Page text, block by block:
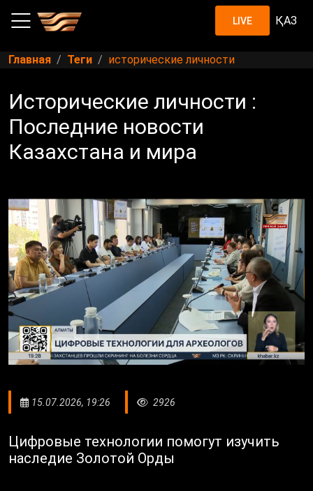
LIVE ҚАЗ
Главная Теги исторические личности
Исторические личности :
Последние новости
Казахстана и мира
15.07.2026, 19:26 2926
Цифровые технологии помогут изучить
наследие Золотой Орды